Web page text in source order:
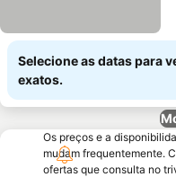
Selecione as datas para
exatos.
Os preços e a
mudam frequentemente.
ofertas que consulta no